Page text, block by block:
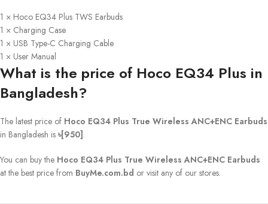
1 × Hoco EQ34 Plus TWS Earbuds
1 × Charging Case
1 × USB Type-C Charging Cable
1 × User Manual
What is the price of Hoco EQ34 Plus in
Bangladesh?
The latest price of Hoco EQ34 Plus True Wireless ANC+ENC Earbuds
in Bangladesh is ৳[950] .
You can buy the Hoco EQ34 Plus True Wireless ANC+ENC Earbuds
at the best price from BuyMe.com.bd or visit any of our stores.